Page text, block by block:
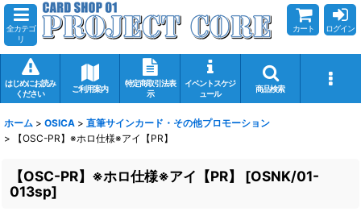
全カテゴ
リ
カート ログイン
はじめにお読み
ください
ご利用案内
特定商取引法表
示
イベントスケジ
ュール
商品検索
ホーム > OSICA > 直筆サインカード・その他プロモーション
>
【OSC-PR】※ホロ仕様※アイ【PR】
【OSC-PR】※ホロ仕様※アイ【PR】 [OSNK/01-
013sp]